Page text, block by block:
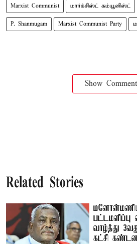
Marxist Communist மார்க்சிஸ்ட் கம்யூனிஸ்ட்
P. Shanmugam Marxist Communist Party
Show
Related Stories
பட்டமளிப்பு
வாழ்த்து
கட்சி